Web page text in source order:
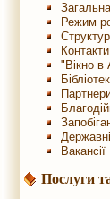
Режим
Контакти
"Вікно в
Державні
Вакансії
Послуги